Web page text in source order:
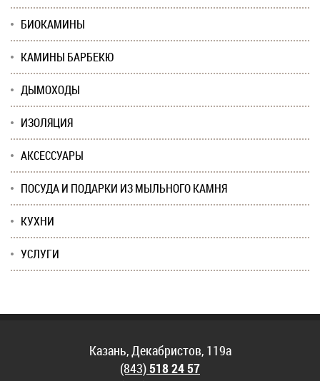
БИОКАМИНЫ
КАМИНЫ БАРБЕКЮ
ДЫМОХОДЫ
ИЗОЛЯЦИЯ
АКСЕССУАРЫ
ПОСУДА И ПОДАРКИ ИЗ МЫЛЬНОГО КАМНЯ
КУХНИ
УСЛУГИ
Казань, Декабристов, 119а
(843)518 24 57